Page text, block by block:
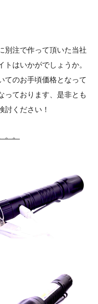
別注で作って頂いた当社
はいかがでしょうか。
てのお手頃価格となって
っております、是非とも
討ください！
。。